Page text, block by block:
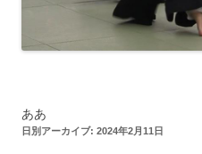
ああ
日別アーカイブ: 2024年2月11日